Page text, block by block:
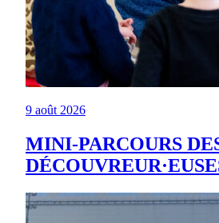
9 août 2026
MINI-PARCOURS